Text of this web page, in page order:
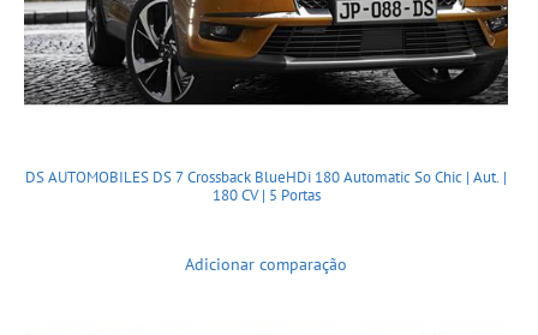
DS AUTOMOBILES DS 7 Crossback BlueHDi 180 Automatic So Chic | Aut. |
180 CV | 5 Portas
Adicionar comparação